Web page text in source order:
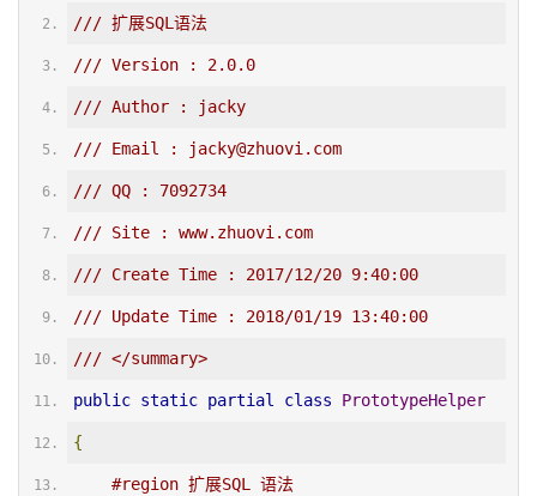
/// 扩展SQL语法
/// Version : 2.0.0
/// Author : jacky
/// Email : jacky@zhuovi.com
/// QQ : 7092734
/// Site : www.zhuovi.com
/// Create Time : 2017/12/20 9:40:00
/// Update Time : 2018/01/19 13:40:00
/// </summary>
public static partial class PrototypeHelper
{
#region 扩展SQL 语法